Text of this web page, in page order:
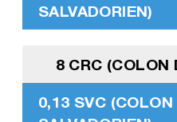
SALVADORIEN)
8 CRC (COLON
0,13 SVC (COLON